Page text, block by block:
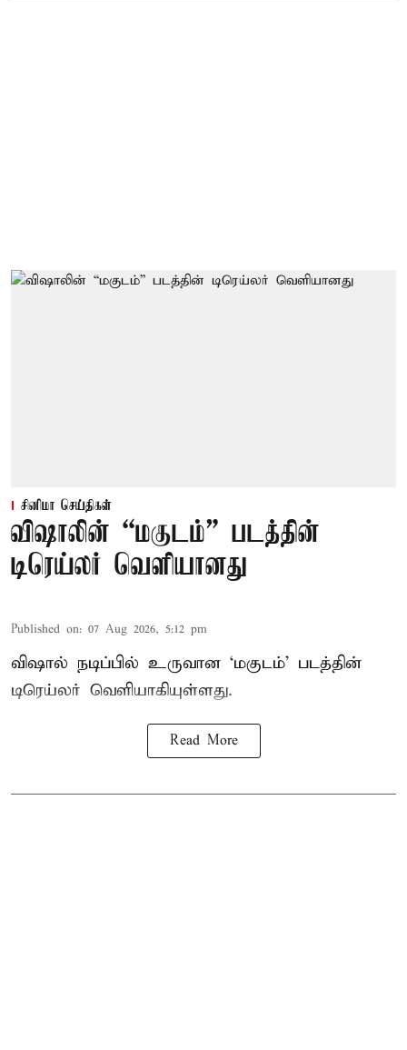
சினிமா செய்திகள்
விஷாலின் “மகுடம்” படத்தின்
டிரெய்லர் வெளியானது
Published on: 07 Aug 2026, 5:12 pm
விஷால் நடிப்பில் உருவான ‘மகுடம்’ படத்தின்
டிரெய்லர் வெளியாகியுள்ளது.
Read More